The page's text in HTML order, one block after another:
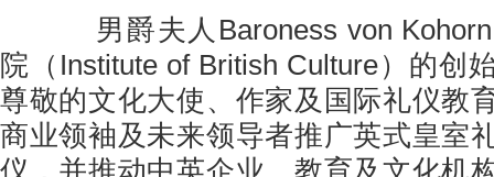
男爵夫人Baroness von Kohorn
院（Institute of British Culture）的创
尊敬的文化大使、作家及国际礼仪教
商业领袖及未来领导者推广英式皇室
仪，并推动中英企业、教育及文化机